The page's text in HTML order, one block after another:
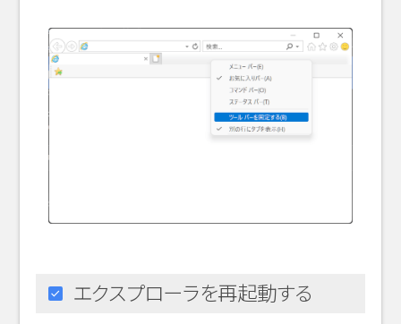
エクスプローラを再起動する